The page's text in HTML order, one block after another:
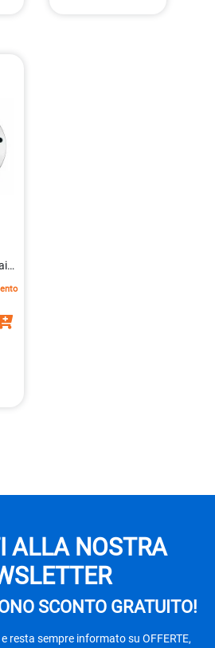
ALLA NOSTRA
SCONTO GRATUITO!
resta sempre informato su OFFERTE,